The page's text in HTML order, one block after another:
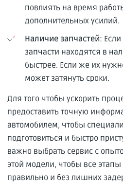
повлиять на время
дополнительных усилий.
Наличие запчастей:
запчасти находятся в
быстрее. Если же их
может затянуть сроки.
Для того чтобы ускорить
предоставить точную
автомобилем, чтобы
подготовиться и быстро
важно выбрать сервис с
этой модели, чтобы все
правильно и без лишних